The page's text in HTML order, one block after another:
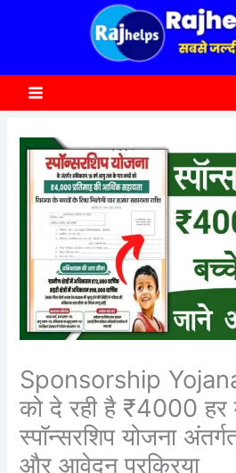
Sponsorship
को दे रही है ₹4000 हर
स्पॉन्सरशिप योजना
और आवेदन प्रक्रिया
c